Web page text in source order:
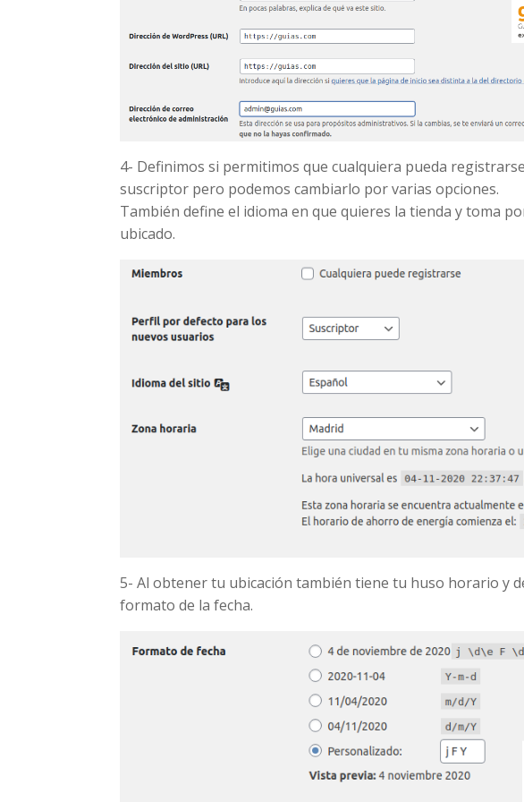
4- Definimos si permitimos que cualquiera pueda
suscriptor pero podemos cambiarlo por varias opciones.
También define el idioma en que quieres la tienda y toma
ubicado.
5- Al obtener tu ubicación también tiene tu huso horario y
formato de la fecha.